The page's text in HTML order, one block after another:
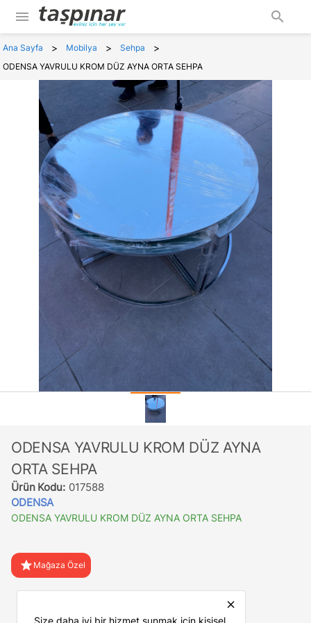
menu search
Ana Sayfa > Mobilya > Sehpa >
ODENSA YAVRULU KROM DÜZ AYNA ORTA SEHPA
ODENSA YAVRULU KROM DÜZ AYNA
ORTA SEHPA
Ürün Kodu: 017588
ODENSA
ODENSA YAVRULU KROM DÜZ AYNA ORTA SEHPA
star Mağaza Özel
close
Size daha iyi bir hizmet sunmak için kişisel